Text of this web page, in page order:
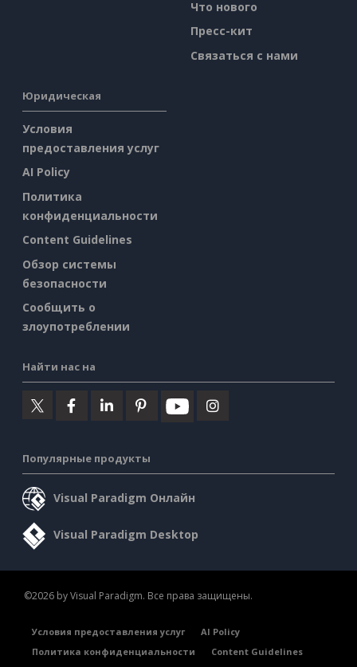
Что нового
Пресс-кит
Связаться с нами
Юридическая
Условия
предоставления услуг
AI Policy
Политика
конфиденциальности
Content Guidelines
Обзор системы
безопасности
Сообщить о
злоупотреблении
Найти нас на
Популярные продукты
Visual Paradigm Онлайн
Visual Paradigm Desktop
©2026 by Visual Paradigm. Все права защищены.
Условия предоставления услуг
AI Policy
Политика конфиденциальности
Content Guidelines